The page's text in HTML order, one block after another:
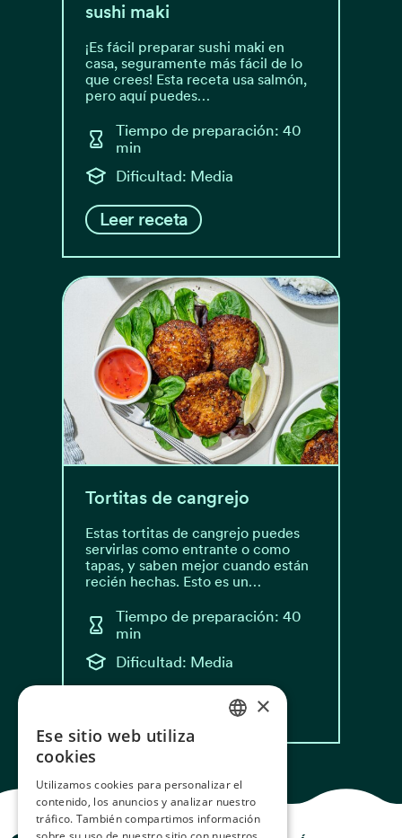
sushi maki
¡Es fácil preparar sushi maki en
casa, seguramente más fácil de lo
que crees! Esta receta usa salmón,
pero aquí puedes…
Tiempo de preparación: 40
min
Dificultad: Media
Leer receta
Tortitas de cangrejo
Estas tortitas de cangrejo puedes
servirlas como entrante o como
tapas, y saben mejor cuando están
recién hechas. Esto es un…
Tiempo de preparación: 40
min
Dificultad: Media
NORWEGIAN
GERMAN
FRENCH
×
Ese sitio web utiliza
cookies
Utilizamos cookies para personalizar el
contenido, los anuncios y analizar nuestro
tráfico. También compartimos información